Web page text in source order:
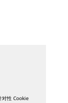
对性 Cookie